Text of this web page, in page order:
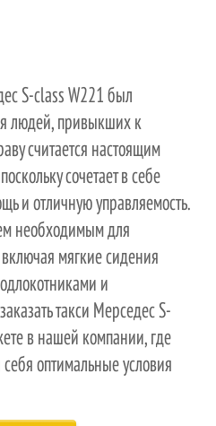
S-class W221 был
людей, привыкших к
считается настоящим
сочетает в себе
и отличную управляемость.
необходимым для
мягкие сидения
и
такси Мерседес S-
в нашей компании, где
оптимальные условия